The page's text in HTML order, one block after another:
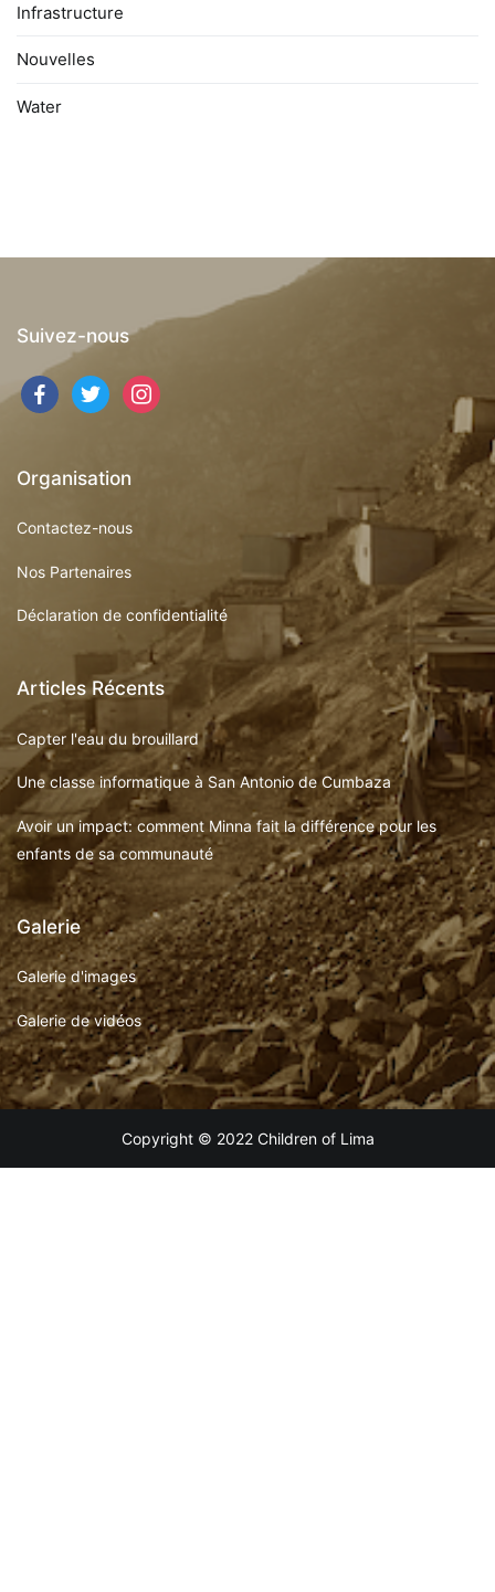
Infrastructure
Nouvelles
Water
Suivez-nous
Organisation
Contactez-nous
Nos Partenaires
Déclaration de confidentialité
Articles Récents
Capter l'eau du brouillard
Une classe informatique à San Antonio de Cumbaza
Avoir un impact: comment Minna fait la différence pour les
enfants de sa communauté
Galerie
Galerie d'images
Galerie de vidéos
Copyright © 2022 Children of Lima